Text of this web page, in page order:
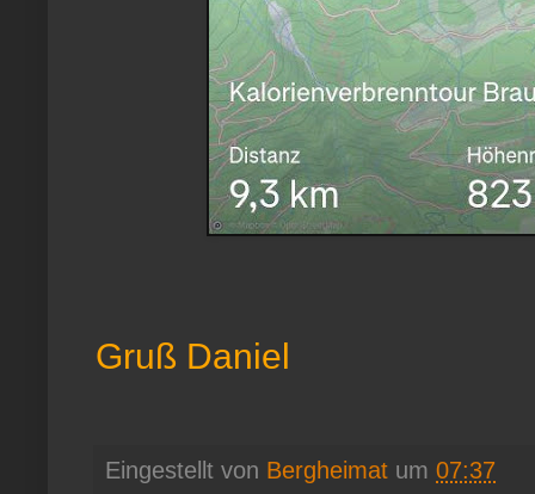
Gruß Daniel
Eingestellt von Bergheimat um 07:37